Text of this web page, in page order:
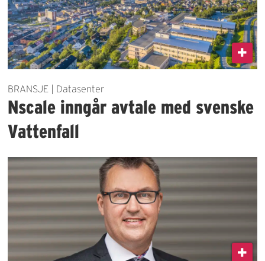
BRANSJE | Datasenter
Nscale inngår avtale med svenske
Vattenfall